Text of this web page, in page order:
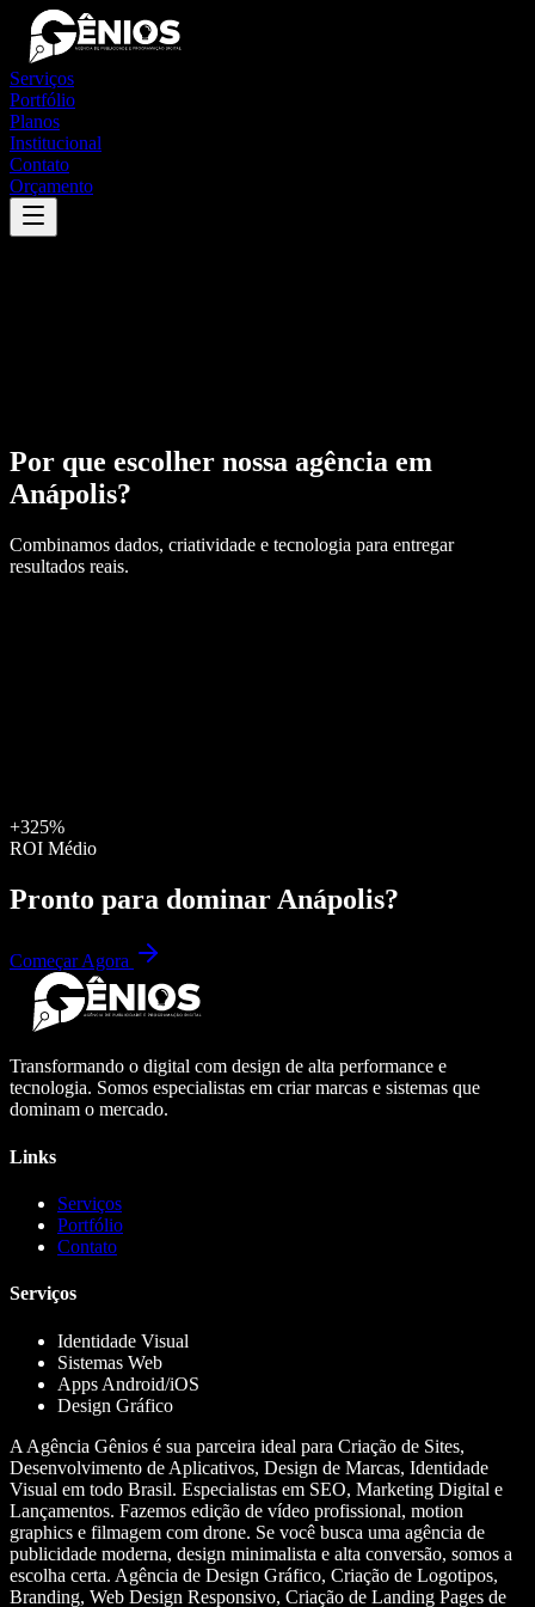
Serviços
Portfólio
Planos
Institucional
Contato
Orçamento
Por que escolher nossa agência em
Anápolis?
Combinamos dados, criatividade e tecnologia para entregar
resultados reais.
+325%
ROI Médio
Pronto para dominar Anápolis?
Começar Agora
Transformando o digital com design de alta performance e
tecnologia. Somos especialistas em criar marcas e sistemas que
dominam o mercado.
Links
Serviços
Portfólio
Contato
Serviços
Identidade Visual
Sistemas Web
Apps Android/iOS
Design Gráfico
A Agência Gênios é sua parceira ideal para Criação de Sites,
Desenvolvimento de Aplicativos, Design de Marcas, Identidade
Visual em todo Brasil. Especialistas em SEO, Marketing Digital e
Lançamentos. Fazemos edição de vídeo profissional, motion
graphics e filmagem com drone. Se você busca uma agência de
publicidade moderna, design minimalista e alta conversão, somos a
escolha certa. Agência de Design Gráfico, Criação de Logotipos,
Branding, Web Design Responsivo, Criação de Landing Pages de